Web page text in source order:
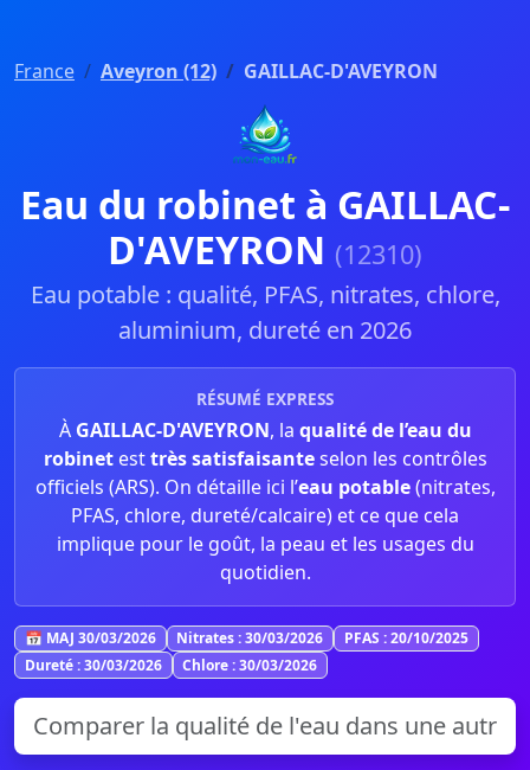
France Aveyron (12) GAILLAC-D'AVEYRON
Eau du robinet à GAILLAC-
D'AVEYRON (12310)
Eau potable : qualité, PFAS, nitrates, chlore,
aluminium, dureté en 2026
RÉSUMÉ EXPRESS
À GAILLAC-D'AVEYRON, la qualité de l’eau du
robinetesttrès satisfaisanteselon les contrôles
officiels (ARS). On détaille ici l’eau potable(nitrates,
PFAS, chlore, dureté/calcaire) et ce que cela
implique pour le goût, la peau et les usages du
quotidien.
📅 MAJ 30/03/2026 Nitrates : 30/03/2026
PFAS : 20/10/2025
Dureté : 30/03/2026
Chlore : 30/03/2026